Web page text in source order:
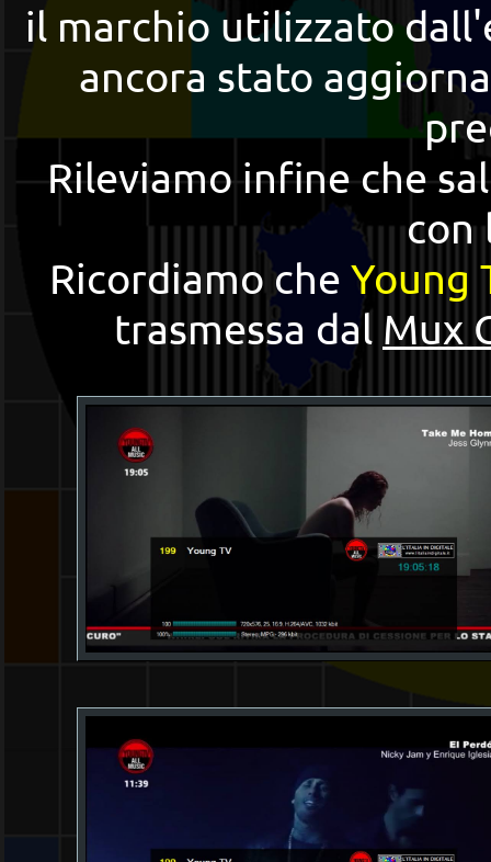
il marchio utilizzato
ancora stato
Rileviamo infine che
con
Ricordiamo che Young
trasmessa dal Mux